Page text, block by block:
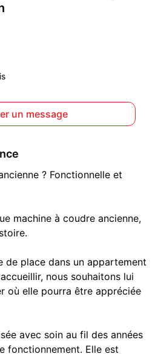
un message
? Fonctionnelle et
machine à coudre ancienne,
de place dans un appartement
nous souhaitons lui
où elle pourra être appréciée
avec soin au fil des années
fonctionnement. Elle est